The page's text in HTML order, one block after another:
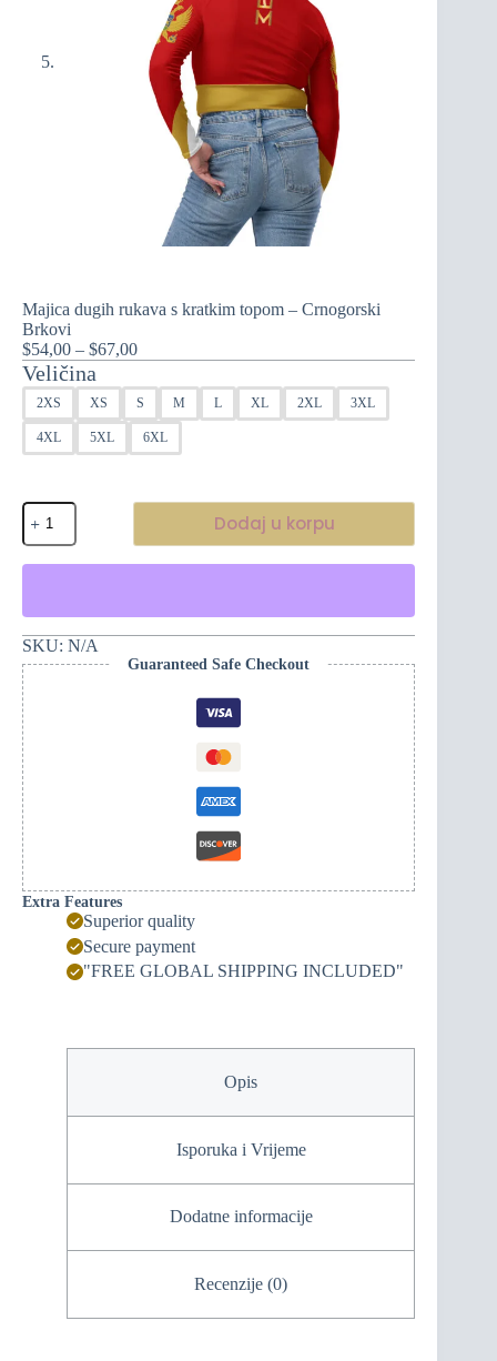
Majica dugih rukava s kratkim topom – Crnogorski
Brkovi
$54,00 – $67,00Raspon
od
$54,00
do
$67,00
Veličina
2XS XS S M L XL 2XL 3XL
4XL 5XL 6XL
Majica
dugih
rukava
s
-
Crnogorski
Brkovi
količina
Dodaj u korpu
SKU: N/A
Guaranteed Safe Checkout
Extra Features
Superior quality
Secure payment
"FREE GLOBAL SHIPPING INCLUDED"
Opis
Isporuka i Vrijeme
Dodatne informacije
Recenzije (0)